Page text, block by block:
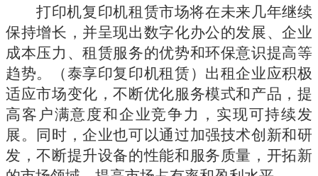
打印机复印机租赁市场将在未来几年继续
保持增长，并呈现出数字化办公的发展、企业
成本压力、租赁服务的优势和环保意识提高等
趋势。
（泰享印复印机租赁） 出租企业应积极
适应市场变化，不断优化服务模式和产品，提
高客户满意度和企业竞争力，实现可持续发
展。同时，企业也可以通过加强技术创新和研
发，不断提升设备的性能和服务质量，开拓新